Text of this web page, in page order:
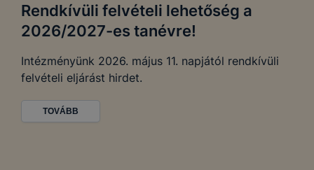
felvételi lehetőség a
es tanévre!
2026. május 11. napjától rendkívüli
hirdet.